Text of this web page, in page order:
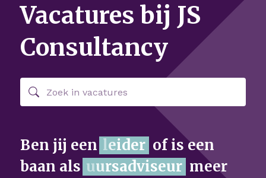
Vacatures bij JS
Consultancy
Zoeken
Ben jij een Progra of is een
baan als meer iets voor jou?